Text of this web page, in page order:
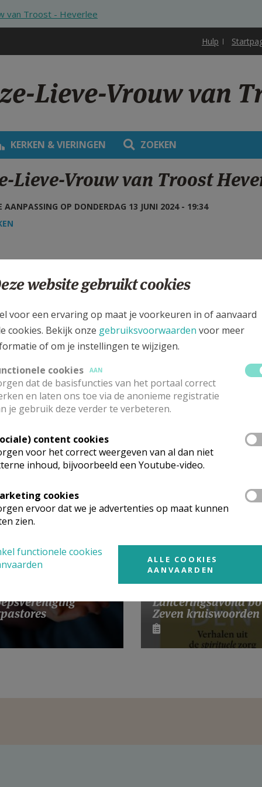
van Troost - Heverlee
Hulp
Lieve-Vrouw van
KERKEN & VIERINGEN ZOEKEN
Lieve-Vrouw van Troost
AANPASSING OP DONDERDAG 13 JUNI 2024 - 19:34
rondleiding in de kerk
werd gemaakrt door pater Gerben Zweers
Lieve-Vrouw van Troost Heverlee
door de parochie in september 2006
de drukkerij ACCO Leuven
Lanceringsavond
Zeven kruiswoorden
website gebruikt cookies
voor een ervaring op maat je voorkeuren in of aanvaard
cookies. Bekijk onze gebruiksvoorwaarden voor meer
of om je instellingen te wijzigen.
cookies
AAN
dat de basisfuncties van het portaal correct
en laten ons toe via de anonieme registratie
je gebruik deze verder te verbeteren.
content cookies
voor het correct weergeven van al dan niet
inhoud, bijvoorbeeld een Youtube-video.
cookies
ervoor dat we je advertenties op maat kunnen
zien.
functionele cookies
ALLE COOKIES
AANVAARDEN